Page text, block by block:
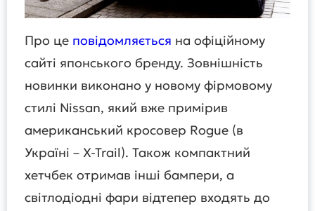
Про це повідомляється на офіційному
сайті японського бренду. Зовнішність
новинки виконано у новому фірмовому
стилі Nissan, який вже примірив
американський кросовер Rogue (в
Україні – X-Trail). Також компактний
хетчбек отримав інші бампери, а
світлодіодні фари відтепер входять до